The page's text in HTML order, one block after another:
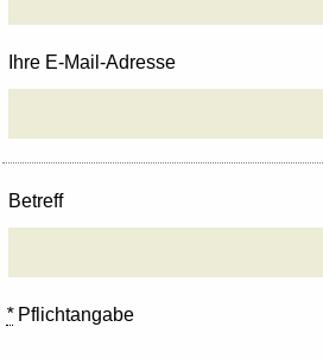
Ihre E-Mail-Adresse
Betreff
*Pflichtangabe